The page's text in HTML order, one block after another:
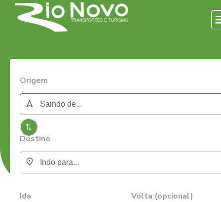
Origem
Destino
Ida Volta (opcional)